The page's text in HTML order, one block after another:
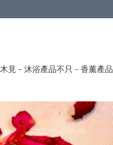
木見 - 沐浴產品不只 - 香薰產品